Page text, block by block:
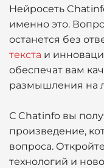
Нейросеть
именно это.
останется без
текста и
обеспечат вам
размышления на
С Chatinfo вы
произведение,
вопроса.
технологий и